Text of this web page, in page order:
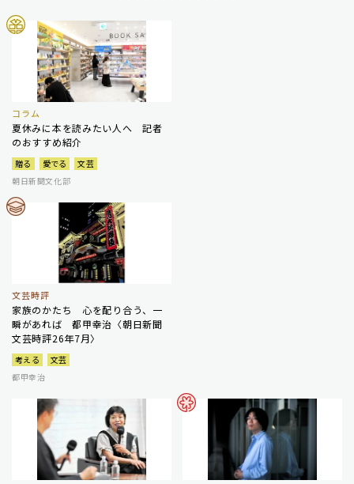
コラム
夏休みに本を読みたい人へ 記者
のおすすめ紹介
贈る 愛でる
文芸
朝日新聞文化部
文芸時評
家族のかたち 心を配り合う、一
瞬があれば 都甲幸治〈朝日新聞
文芸時評26年7月〉
考える
文芸
都甲幸治